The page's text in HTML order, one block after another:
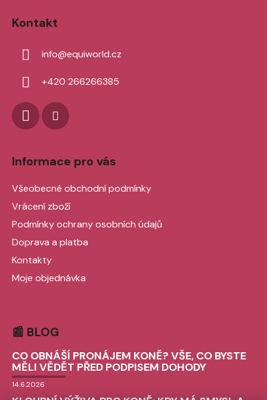
Kontakt
info@equiworld.cz
+420 266266385
Informace pro vás
Všeobecné obchodní podmínky
Vrácení zboží
Podmínky ochrany osobních údajů
Doprava a platba
Kontakty
Moje objednávka
📰 BLOG
CO OBNÁŠÍ PRONÁJEM KONĚ? VŠE, CO BYSTE
MĚLI VĚDĚT PŘED PODPISEM DOHODY
14.6.2026